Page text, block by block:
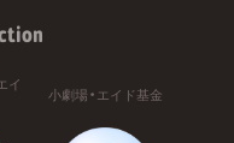
イ
小劇場・エイド基金